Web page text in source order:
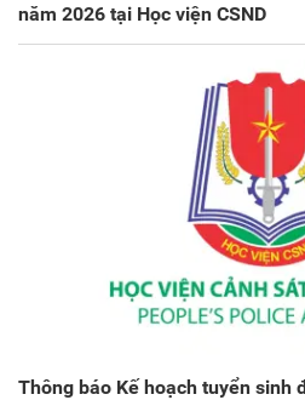
năm 2026 tại Học viện CSND
Thông báo Kế hoạch tuyển sinh